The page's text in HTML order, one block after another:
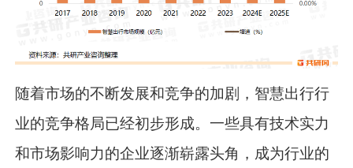
随着市场的不断发展和竞争的加剧，智慧出行行
业的竞争格局已经初步形成。一些具有技术实力
和市场影响力的企业逐渐崭露头角，成为行业的